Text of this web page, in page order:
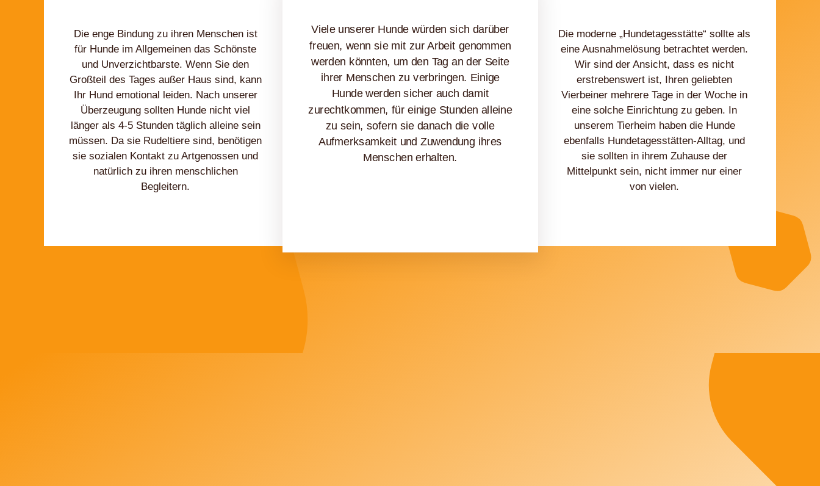
Die enge Bindung zu ihren Menschen ist
für Hunde im Allgemeinen das Schönste
und Unverzichtbarste. Wenn Sie den
Großteil des Tages außer Haus sind, kann
Ihr Hund emotional leiden. Nach unserer
Überzeugung sollten Hunde nicht viel
länger als 4-5 Stunden täglich alleine sein
müssen. Da sie Rudeltiere sind, benötigen
sie sozialen Kontakt zu Artgenossen und
natürlich zu ihren menschlichen
Begleitern.
Viele unserer Hunde würden sich darüber
freuen, wenn sie mit zur Arbeit genommen
werden könnten, um den Tag an der Seite
ihrer Menschen zu verbringen. Einige
Hunde werden sicher auch damit
zurechtkommen, für einige Stunden alleine
zu sein, sofern sie danach die volle
Aufmerksamkeit und Zuwendung ihres
Menschen erhalten.
Die moderne „Hundetagesstätte“ sollte als
eine Ausnahmelösung betrachtet werden.
Wir sind der Ansicht, dass es nicht
erstrebenswert ist, Ihren geliebten
Vierbeiner mehrere Tage in der Woche in
eine solche Einrichtung zu geben. In
unserem Tierheim haben die Hunde
ebenfalls Hundetagesstätten-Alltag, und
sie sollten in ihrem Zuhause der
Mittelpunkt sein, nicht immer nur einer
von vielen.